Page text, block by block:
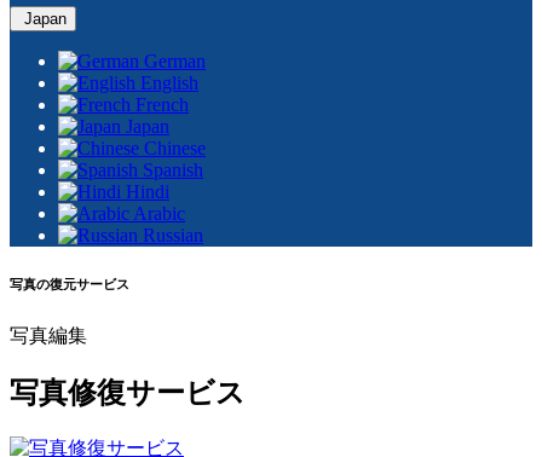
Japan
German
English
French
Japan
Chinese
Spanish
Hindi
Arabic
Russian
写真の復元サービス
写真編集
写真修復サービス